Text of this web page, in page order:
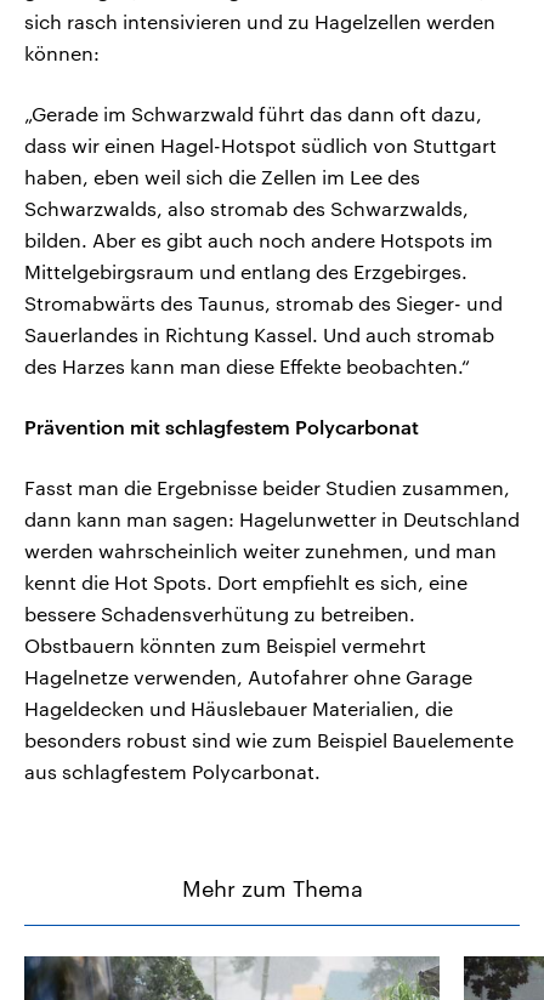
sich rasch intensivieren und zu Hagelzellen werden
können:
„Gerade im Schwarzwald führt das dann oft dazu,
dass wir einen Hagel-Hotspot südlich von Stuttgart
haben, eben weil sich die Zellen im Lee des
Schwarzwalds, also stromab des Schwarzwalds,
bilden. Aber es gibt auch noch andere Hotspots im
Mittelgebirgsraum und entlang des Erzgebirges.
Stromabwärts des Taunus, stromab des Sieger- und
Sauerlandes in Richtung Kassel. Und auch stromab
des Harzes kann man diese Effekte beobachten.“
Prävention mit schlagfestem Polycarbonat
Fasst man die Ergebnisse beider Studien zusammen,
dann kann man sagen: Hagelunwetter in Deutschland
werden wahrscheinlich weiter zunehmen, und man
kennt die Hot Spots. Dort empfiehlt es sich, eine
bessere Schadensverhütung zu betreiben.
Obstbauern könnten zum Beispiel vermehrt
Hagelnetze verwenden, Autofahrer ohne Garage
Hageldecken und Häuslebauer Materialien, die
besonders robust sind wie zum Beispiel Bauelemente
aus schlagfestem Polycarbonat.
Mehr zum Thema